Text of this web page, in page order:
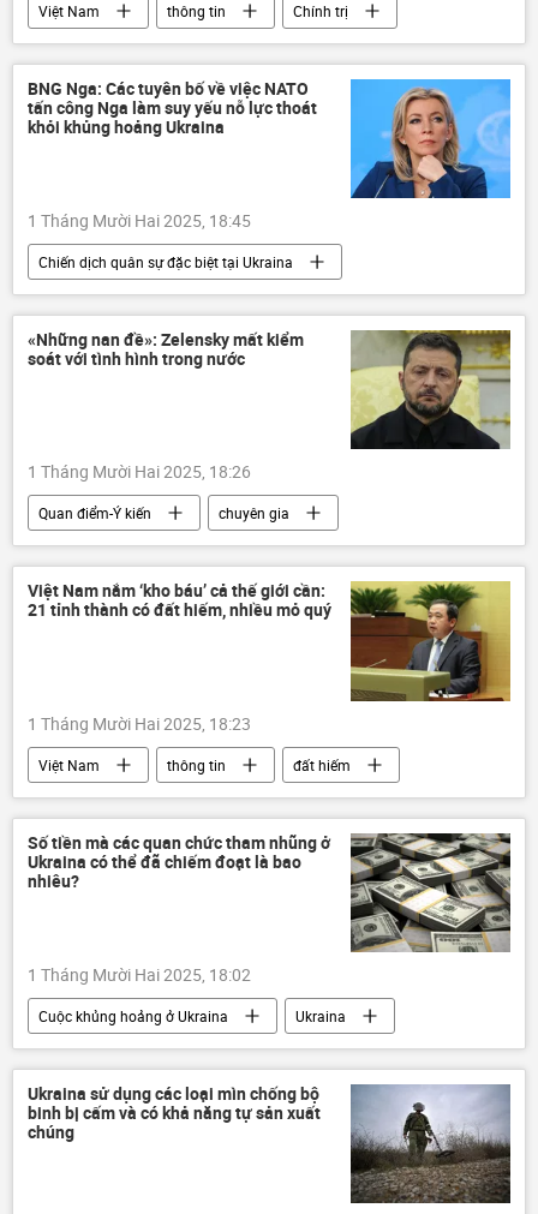
Vladimir Putin
Việt Nam thông tin
Chính trị
Tô Lâm
Tổng bí thư
quan hệ quốc tế
ASEAN
Bộ Công an Việt Nam
Lào
BNG Nga: Các tuyên bố về việc NATO
tấn công Nga làm suy yếu nỗ lực thoát
khỏi khủng hoảng Ukraina
1 Tháng Mười Hai 2025, 18:45
Chiến dịch quân sự đặc biệt tại Ukraina
Cuộc khủng hoảng ở Ukraina
Ukraina
Thế giới
Chính trị
Nga
NATO
Bộ Ngoại giao Nga
«Những nan đề»: Zelensky mất kiểm
soát với tình hình trong nước
1 Tháng Mười Hai 2025, 18:26
Quan điểm-Ý kiến
chuyên gia
Chính trị
Ukraina
Cuộc khủng hoảng ở Ukraina
Vladimir Zelensky
Thế giới
Kiev
Việt Nam nắm ‘kho báu’ cả thế giới cần:
21 tỉnh thành có đất hiếm, nhiều mỏ quý
1 Tháng Mười Hai 2025, 18:23
Việt Nam thông tin
đất hiếm
Chính phủ
bộ trưởng
Quốc hội
Chính trị
tài nguyên
luật
Pháp luật
môi trường
Số tiền mà các quan chức tham nhũng ở
Ukraina có thể đã chiếm đoạt là bao
nhiêu?
1 Tháng Mười Hai 2025, 18:02
Cuộc khủng hoảng ở Ukraina
Ukraina
Thế giới
Chính trị
tham nhũng
Nikolai Azarov
Vladimir Zelensky
Ukraina sử dụng các loại mìn chống bộ
binh bị cấm và có khả năng tự sản xuất
chúng